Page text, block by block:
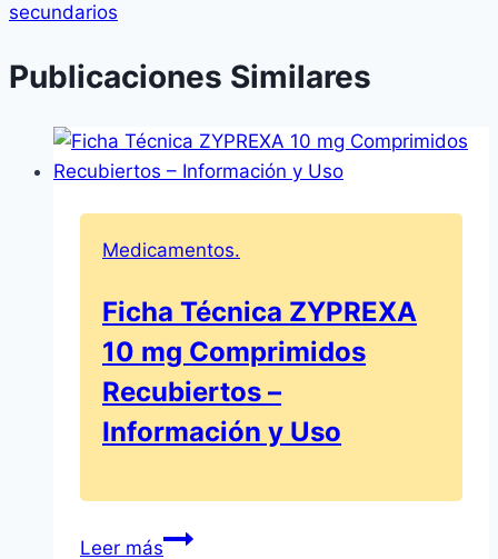
secundarios
Publicaciones Similares
Medicamentos.
Ficha Técnica ZYPREXA
10 mg Comprimidos
Recubiertos –
Información y Uso
Leer másFicha